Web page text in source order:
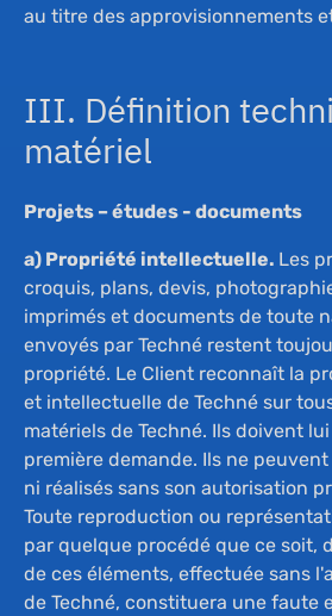
au titre des approvisionnements
III. Définition
matériel
Projets – études - documents
a) Propriété intellectuelle. Les
croquis, plans, devis,
imprimés et documents de toute
envoyés par Techné restent
propriété. Le Client reconnaît la
et intellectuelle de Techné sur
matériels de Techné. Ils doivent
première demande. Ils ne
ni réalisés sans son autorisation
Toute reproduction ou
par quelque procédé que ce soit,
de ces éléments, effectuée sans
de Techné, constituera une faute